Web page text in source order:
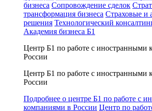
бизнеса Сопровождение сделок
трансформация бизнеса Страховые и
решения Технологический
Академия бизнеса Б1
Центр Б1 по работе с иностранными
России
Центр Б1 по работе с иностранными
России
Подробнее о центре Б1 по работе с
компаниями в России Центр по